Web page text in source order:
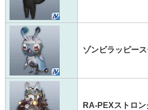
ゾンビラッピー
RA-PEXストロ